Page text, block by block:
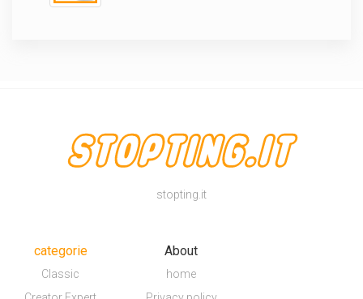
stopting.it
categorie
Classic
About
home